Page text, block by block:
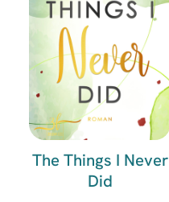
The Things I Never
Did